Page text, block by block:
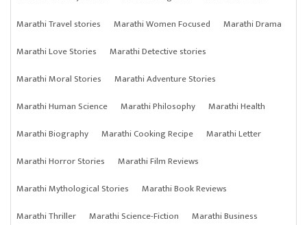
Marathi Travel stories
Marathi Women Focused
Marathi Drama
Marathi Love Stories
Marathi Detective stories
Marathi Moral Stories
Marathi Adventure Stories
Marathi Human Science
Marathi Philosophy
Marathi Health
Marathi Biography
Marathi Cooking Recipe
Marathi Letter
Marathi Horror Stories
Marathi Film Reviews
Marathi Mythological Stories
Marathi Book Reviews
Marathi Thriller
Marathi Science-Fiction
Marathi Business